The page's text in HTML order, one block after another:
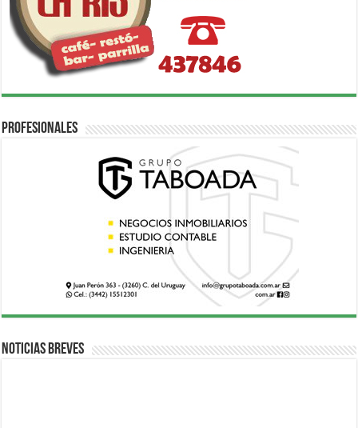
Profesionales
Noticias breves